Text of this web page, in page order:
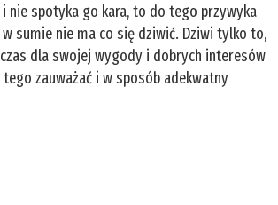
i nie spotyka go kara, to do tego przywyka
sumie nie ma co się dziwić. Dziwi tylko to,
czas dla swojej wygody i dobrych interesów
zauważać i w sposób adekwatny